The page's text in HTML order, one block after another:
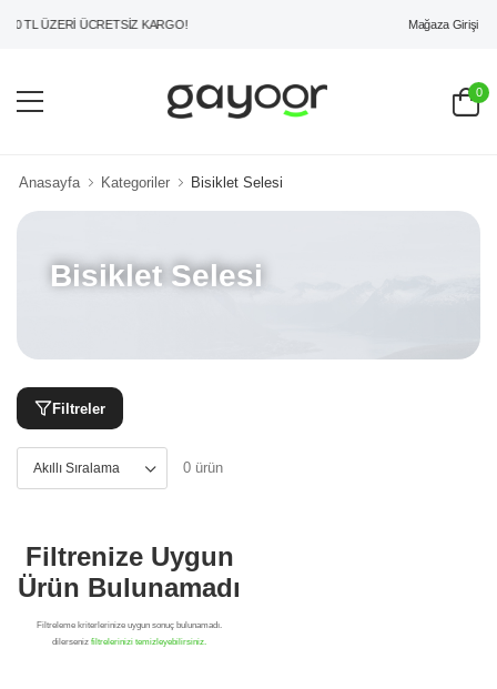
TL ÜZERİ ÜCRETSİZ KARGO! Mağaza Girişi
0
Anasayfa Kategoriler Bisiklet Selesi
Bisiklet Selesi
Filtreler
0 ürün